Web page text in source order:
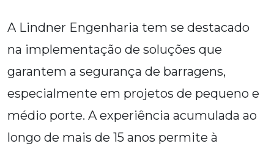
A Lindner Engenharia tem se destacado
na implementação de soluções que
garantem a segurança de barragens,
especialmente em projetos de pequeno e
médio porte. A experiência acumulada ao
longo de mais de 15 anos permite à